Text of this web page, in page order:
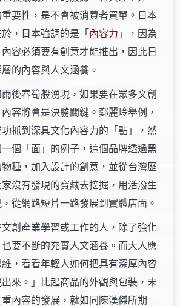
要性，是不會被消費者買單。日本
，日本強調的是「 內容力 」，因為
容必須要有創意才能推出，因此日
的內容與人文涵養。
後春筍般湧現，如果要在眾多文創
容將會是決勝關鍵。鄭麗玲舉例，
功抓到深具文化內容力的「點」，然
個「面」的例子，這個品牌透過黑
種，加入設計的創意，並從台灣歷
沒有發現的寶藏去挖掘，用活潑生
從網路短片一路發展到實體店面。
創產業學習或工作的人，除了強化
要不斷的充實人文涵養。而大人應
，看看年輕人如何把具有深厚內容
來。」比起商品的外觀與包裝，未
內容的發展，就如同陳漢傑所期